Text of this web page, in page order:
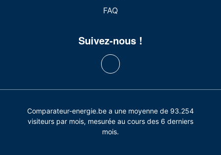
FAQ
Suivez-nous !
Comparateur-energie.be a une moyenne de 93.254
visiteurs par mois, mesurée au cours des 6 derniers
mois.